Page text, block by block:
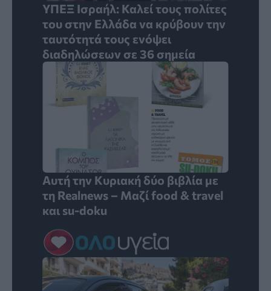
ΥΠΕΞ Ισραήλ: Καλεί τους πολίτες
του στην Ελλάδα να κρύβουν την
ταυτότητά τους ενόψει
διαδηλώσεων σε 36 σημεία
Αυτή την Κυριακή δύο βιβλία με
τη Realnews – Μαζί food & travel
και su-doku